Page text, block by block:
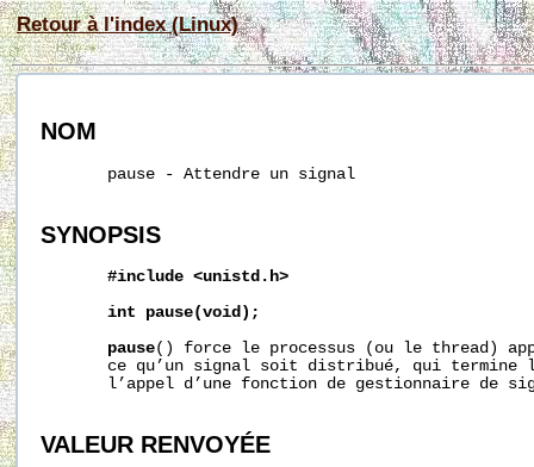
Retour à l'index (Linux)
NOM
       pause - Attendre un signal
SYNOPSIS
#include <unistd.h>
int
pause(void);
pause() force le processus (ou le thread)
ce qu’un signal soit distribué, qui termine
l’appel d’une fonction de gestionnaire de
VALEUR RENVOYÉE